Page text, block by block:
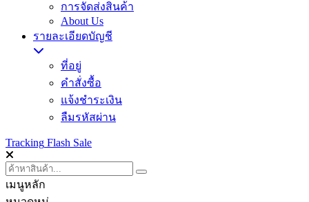
การจัดส่งสินค้า
About Us
รายละเอียดบัญชี
ที่อยู่
คำสั่งซื้อ
แจ้งชำระเงิน
ลืมรหัสผ่าน
Tracking Flash Sale
เมนูหลัก